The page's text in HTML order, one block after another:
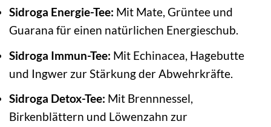
Sidroga Energie-Tee: Mit Mate, Grüntee und
Guarana für einen natürlichen Energieschub.
Sidroga Immun-Tee: Mit Echinacea, Hagebutte
und Ingwer zur Stärkung der Abwehrkräfte.
Sidroga Detox-Tee: Mit Brennnessel,
Birkenblättern und Löwenzahn zur